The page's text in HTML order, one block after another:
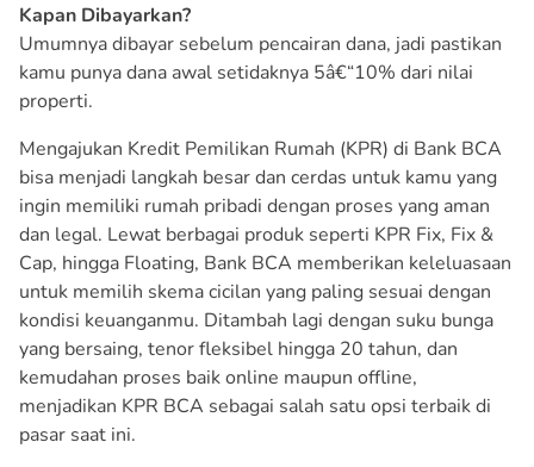
Kapan Dibayarkan?
Umumnya dibayar sebelum pencairan dana, jadi pastikan
kamu punya dana awal setidaknya 5â€“10% dari nilai
properti.
Mengajukan Kredit Pemilikan Rumah (KPR) di Bank BCA
bisa menjadi langkah besar dan cerdas untuk kamu yang
ingin memiliki rumah pribadi dengan proses yang aman
dan legal. Lewat berbagai produk seperti KPR Fix, Fix &
Cap, hingga Floating, Bank BCA memberikan keleluasaan
untuk memilih skema cicilan yang paling sesuai dengan
kondisi keuanganmu. Ditambah lagi dengan suku bunga
yang bersaing, tenor fleksibel hingga 20 tahun, dan
kemudahan proses baik online maupun offline,
menjadikan KPR BCA sebagai salah satu opsi terbaik di
pasar saat ini.